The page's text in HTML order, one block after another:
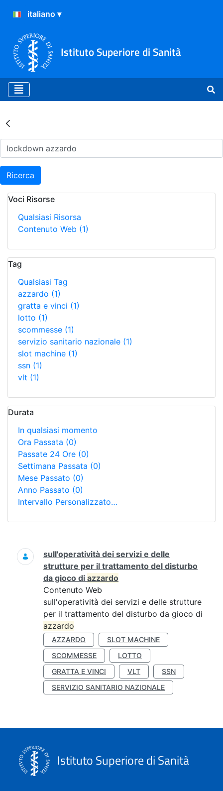
Istituto Superiore di Sanità
Risultati della Ricerca -
Ricerca
Voci Risorse
Qualsiasi Risorsa
Contenuto Web (1)
Tag
Qualsiasi Tag
azzardo (1)
gratta e vinci (1)
lotto (1)
scommesse (1)
servizio sanitario nazionale (1)
slot machine (1)
ssn (1)
vlt (1)
Durata
In qualsiasi momento
Ora Passata (0)
Passate 24 Ore (0)
Settimana Passata (0)
Mese Passato (0)
Anno Passato (0)
Intervallo Personalizzato…
Ricerca
sull'operatività dei servizi e delle
strutture per il trattamento del disturbo
da gioco di azzardo
Contenuto Web
sull'operatività dei servizi e delle strutture
per il trattamento del disturbo da gioco di
azzardo
AZZARDO
SLOT MACHINE
SCOMMESSE
LOTTO
GRATTA E VINCI
VLT
SSN
SERVIZIO SANITARIO NAZIONALE
Istituto Superiore di Sanità